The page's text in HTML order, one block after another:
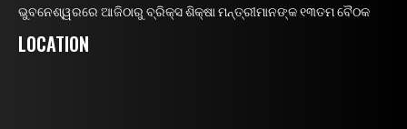
ଭୁବନେଶ୍ୱରରେ ଆଜିଠାରୁ ବ୍ରିକ୍ସ ଶିକ୍ଷା ମନ୍ତ୍ରୀମାନଙ୍କ ୧୩ତମ ବୈଠକ
LOCATION